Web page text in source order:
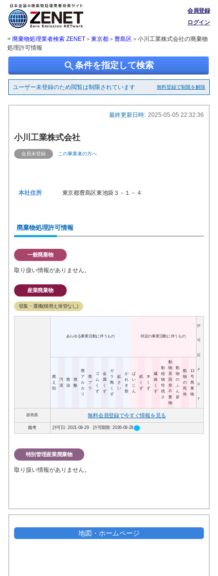
会員登録
ログイン
> 廃棄物処理業者検索 ZENET > 東京都> 豊島区 > 小川工業株式会社の廃棄物
処理許可情報
search条件を指定して検索
ユーザー未登録のため閲覧は制限されています 無料登録で制限を解除
最終更新日時: 2025-05-05 22:32:36
小川工業株式会社
会員未登録 この事業者の方へ
本社住所 東京都豊島区東池袋３－１－４
廃棄物処理許可情報
一般廃棄物
取り扱い情報がありません。
産業廃棄物
収集・運搬(積替え保管なし)
あらゆる事業活動に伴うもの 特定の事業活動に伴うもの
許
可
証
Ｐ
Ｄ
Ｆ
燃
え
殻
汚
泥
廃
油
廃
酸
廃
ア
ル
カ
リ
廃
プ
ラ
ゴ
ム
く
ず
金
属
く
ず
ガ
ラ
陶
く
ず
鉱
さ
い
が
れ
き
類
ば
い
じ
ん
紙
く
ず
木
く
ず
繊
維
く
ず
動
植
物
性
残
さ
動
物
系
固
形
不
要
物
動
物
の
ふ
ん
尿
動
物
の
死
体
13
号
廃
棄
物
群馬県 無料会員登録で今すぐ情報を見る
備考 許可日: 2021-09-29 許可期限: 2026-09-28circle
特別管理産業廃棄物
取り扱い情報がありません。
地図・ホームページ